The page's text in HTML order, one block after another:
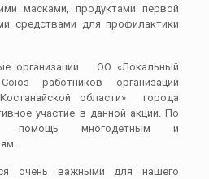
масками, продуктами первой
средствами для профилактики
организации ОО «Локальный
работников организаций
области» города
участие в данной акции. По
помощь многодетным и
очень важными для нашего